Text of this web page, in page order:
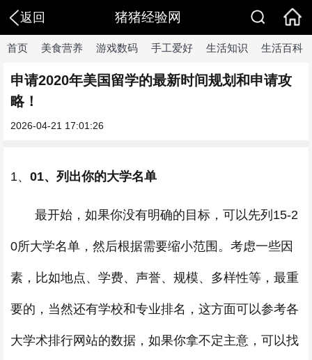
返回 猪猪经验网
首页 美食营养 游戏数码 手工爱好 生活知识 生活百科
申请2020年美国留学的最新时间规划和申请攻
略！
2026-04-21 17:01:26
1、 01、列出你的大学名单
最开始，如果你没有明确的目标，可以先列15-2
0所大学名单，然后根据需要缩小范围。考虑一些因
素，比如地点、学费、声誉、规模、多样性等，最重
要的，当然还有学校和专业排名，这方面可以参考各
大学术排行网站的数据，如果你拿不定主意，可以找